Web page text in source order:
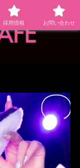
採用情報 お問い合わせ